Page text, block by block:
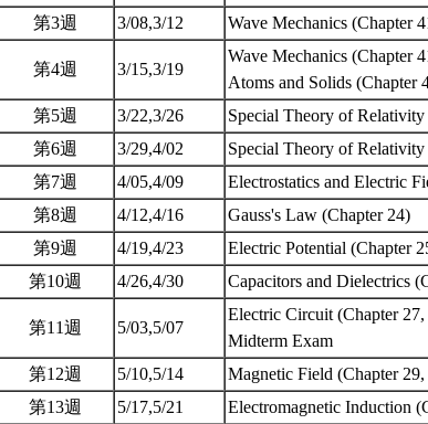
第3週
3/08,3/12 Wave Mechanics (Chapter
第4週 3/15,3/19
Wave Mechanics (Chapter
Atoms and Solids (Chapter
第5週
3/22,3/26
Special Theory of
第6週
3/29,4/02
Special Theory of
第7週
4/05,4/09
Electrostatics and Electric
第8週
4/12,4/16
Gauss's Law (Chapter 24)
第9週
4/19,4/23
Electric Potential (Chapter
第10週
4/26,4/30 Capacitors and Dielectrics
第11週 5/03,5/07
Electric Circuit (Chapter 27,
Midterm Exam
第12週
5/10,5/14
Magnetic Field (Chapter
第13週
5/17,5/21 Electromagnetic Induction